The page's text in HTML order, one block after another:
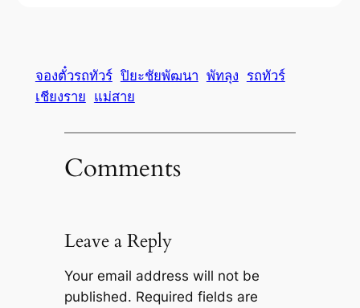
จองตั๋วรถทัวร์ ปิยะชัยพัฒนา พัทลุง รถทัวร์
เชียงราย แม่สาย
Comments
Leave a Reply
Your email address will not be
published. Required fields are